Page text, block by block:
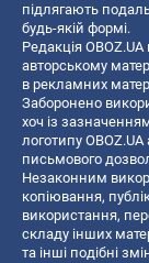
підлягають
будь-якій формі.
Редакція
авторському
в рекламних
Заборонено
хоч із
логотипу
письмового
Незаконним
копiювання,
використання,
складу інших
та інші подібні